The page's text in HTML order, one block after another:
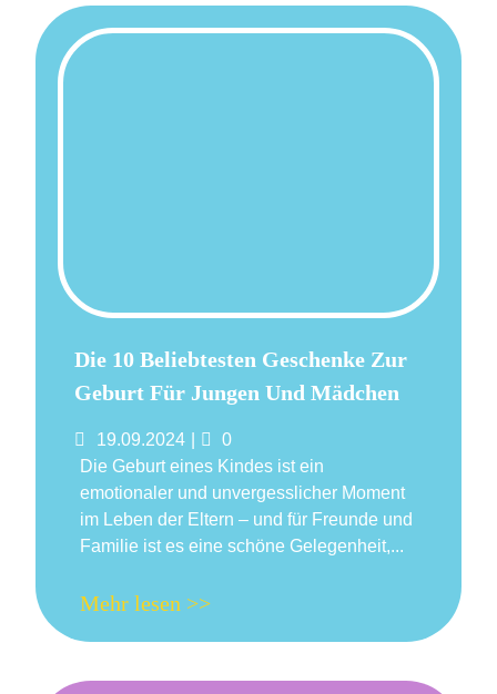
Die 10 Beliebtesten Geschenke Zur
Geburt Für Jungen Und Mädchen
Posted
on
19.09.2024 Comments
0
Die Geburt eines Kindes ist ein
emotionaler und unvergesslicher Moment
im Leben der Eltern – und für Freunde und
Familie ist es eine schöne Gelegenheit,...
Mehr lesen >>